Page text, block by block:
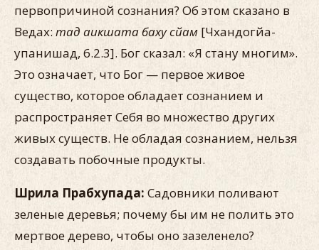
первопричиной сознания? Об этом сказано в
Ведах: тад аикшата баху сйам [Чхандогйа-
упанишад, 6.2.3]. Бог сказал: «Я стану многим».
Это означает, что Бог — первое живое
существо, которое обладает сознанием и
распространяет Себя во множество других
живых существ. Не обладая сознанием, нельзя
создавать побочные продукты.
Шрила Прабхупада: Садовники поливают
зеленые деревья; почему бы им не полить это
мертвое дерево, чтобы оно зазеленело?